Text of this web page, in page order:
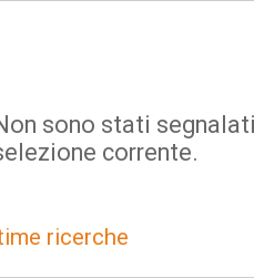
sono stati
corrente.
ricerche